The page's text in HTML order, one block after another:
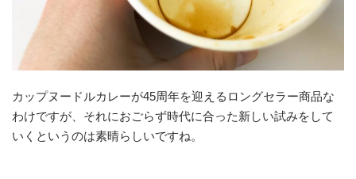
カップヌードルカレーが45周年を迎えるロングセラー商品な
わけですが、それにおごらず時代に合った新しい試みをして
いくというのは素晴らしいですね。